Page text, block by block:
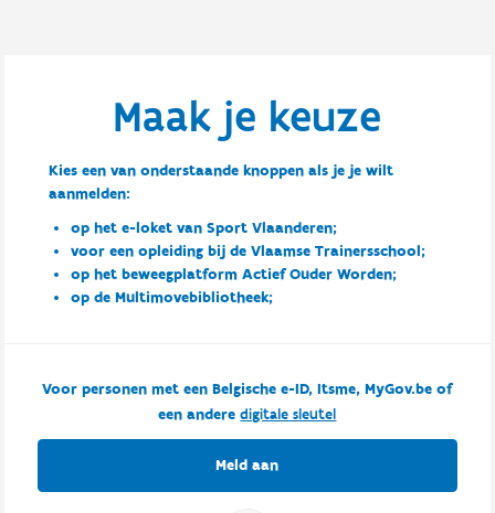
Maak je keuze
Kies een van onderstaande knoppen als je je wilt
aanmelden:
op het e-loket van Sport Vlaanderen;
voor een opleiding bij de Vlaamse Trainersschool;
op het beweegplatform Actief Ouder Worden;
op de Multimovebibliotheek;
Voor personen met een Belgische e-ID, Itsme, MyGov.be of
een anderedigitale sleutel
Meld aan